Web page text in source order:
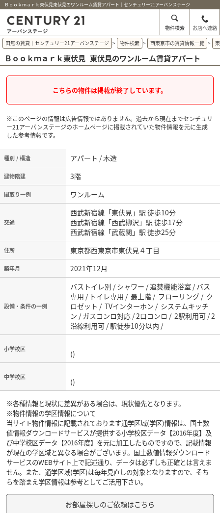
Ｂｏｏｋｍａｒｋ東伏見東伏見のワンルーム賃貸アパート｜センチュリー21アーバンステージ
物件検索 お店へ連絡
田無の賃貸｜センチュリー21アーバンステージ > 物件検索 > 西東京市の賃貸情報一覧 >
Ｂｏｏｋｍａｒｋ東伏見 東伏見のワンルーム賃貸アパート
こちらの物件は掲載が終了しています。
※このページの情報は広告情報ではありません。過去から現在までセンチュリ
ー21アーバンステージのホームぺージに掲載されていた物件情報を元に生成
した参考情報です。
種別 / 構造 アパート / 木造
建物階建 3階
間取り一例 ワンルーム
交通
西武新宿線「東伏見」駅 徒歩10分
西武新宿線「西武柳沢」駅 徒歩17分
西武新宿線「武蔵関」駅 徒歩25分
住所 東京都西東京市東伏見４丁目
築年月 2021年12月
設備・条件の一例
バストイレ別 / シャワー / 追焚機能浴室 / バス
専用 / トイレ専用 / 最上階 / フローリング / ク
ロゼット / TVインターホン / システムキッチ
ン / ガスコンロ対応 / 2口コンロ / 2駅利用可 / 2
沿線利用可 / 駅徒歩10分以内 /
小学校区 ()
中学校区 ()
※各種情報と現状に差異がある場合は、現状優先となります。
※物件情報の学区情報について
当サイト物件情報に記載されております通学区域(学区)情報は、国土数
値情報ダウンロードサービスが提供する小学校区データ【2016年度】及
び中学校区データ【2016年度】を元に加工したものですので、記載情報
が現在の学区域と異なる場合がございます。国土数値情報ダウンロード
サービスのWEBサイト上で記述通り、データは必ずしも正確とは言えま
せん。また、通学区域(学区)は毎年見直しの対象となりますので、そち
らを踏まえ学区情報は参考としてご活用下さい。
お部屋探しのご依頼はこちら